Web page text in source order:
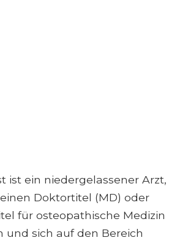
ist ein niedergelassener Arzt,
Doktortitel (MD) oder
für osteopathische Medizin
und sich auf den Bereich